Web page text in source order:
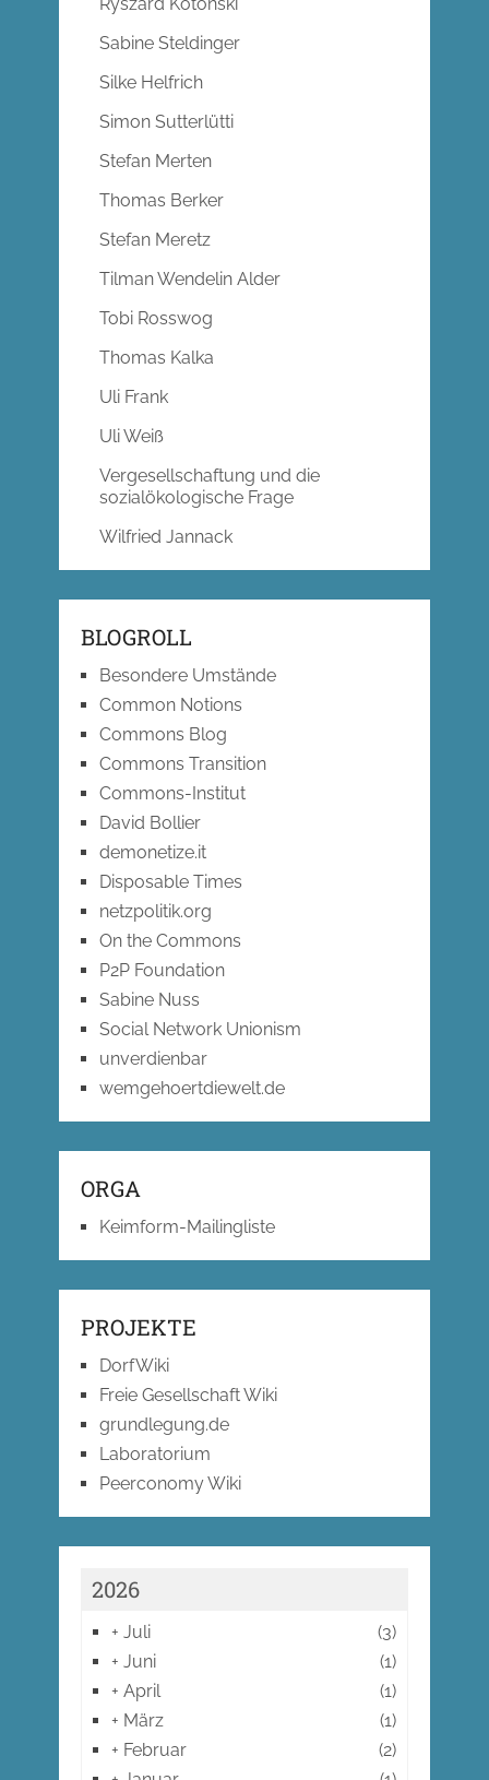
Sabine Steldinger
Silke Helfrich
Simon Sutterlütti
Stefan Merten
Thomas Berker
Stefan Meretz
Tilman Wendelin Alder
Tobi Rosswog
Thomas Kalka
Uli Frank
Uli Weiß
Vergesellschaftung und die
sozialökologische Frage
Wilfried Jannack
BLOGROLL
Besondere Umstände
Common Notions
Commons Blog
Commons Transition
Commons-Institut
David Bollier
demonetize.it
Disposable Times
netzpolitik.org
On the Commons
P2P Foundation
Sabine Nuss
Social Network Unionism
unverdienbar
wemgehoertdiewelt.de
ORGA
Keimform-Mailingliste
PROJEKTE
DorfWiki
Freie Gesellschaft Wiki
grundlegung.de
Laboratorium
Peerconomy Wiki
2026
+ Juli
(3)
+ Juni
(1)
+ April
(1)
+ März
(1)
+ Februar
(2)